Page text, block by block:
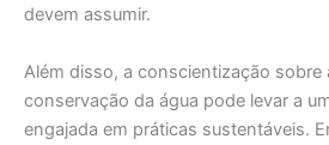
devem assumir.
Além disso, a conscientização sobre
conservação da água pode levar a
engajada em práticas sustentáveis.